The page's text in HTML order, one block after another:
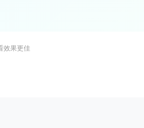
效果更佳